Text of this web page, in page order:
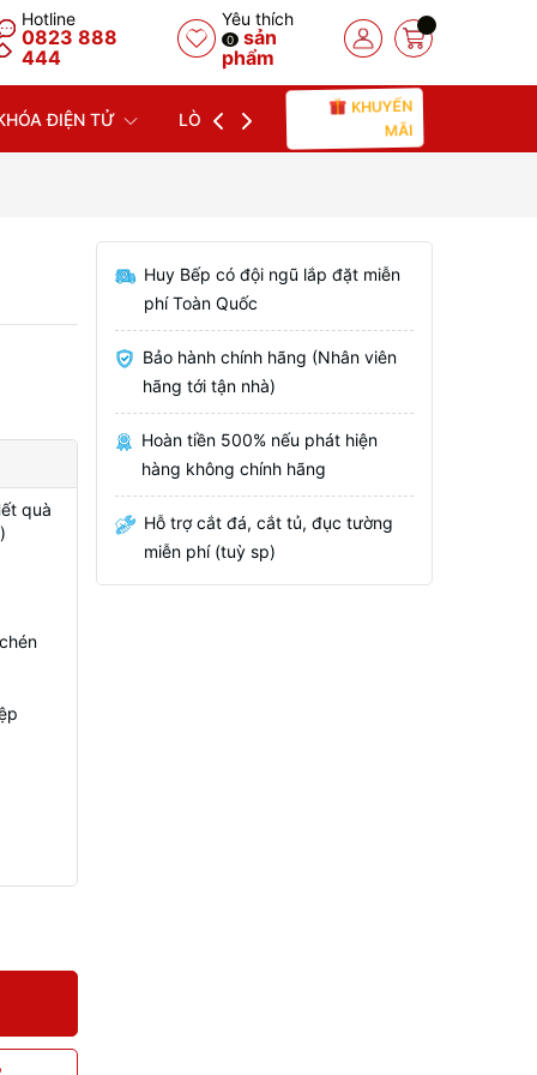
Hotline
0823 888
444
Yêu thích
0
sản
phẩm
ĐIỆN TỬ LÒ NƯỚNG LÒ VI SÓNG
KHUYẾN
MÃI
quà
Huy Bếp có đội ngũ lắp đặt miễn
phí Toàn Quốc
Bảo hành chính hãng (Nhân viên
hãng tới tận nhà)
Hoàn tiền 500% nếu phát hiện
hàng không chính hãng
Hỗ trợ cắt đá, cắt tủ, đục tường
miễn phí (tuỳ sp)